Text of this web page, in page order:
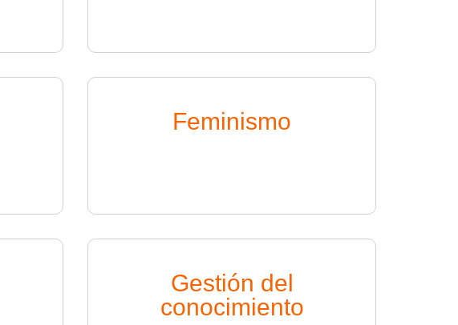
Feminismo
Gestión del
conocimiento